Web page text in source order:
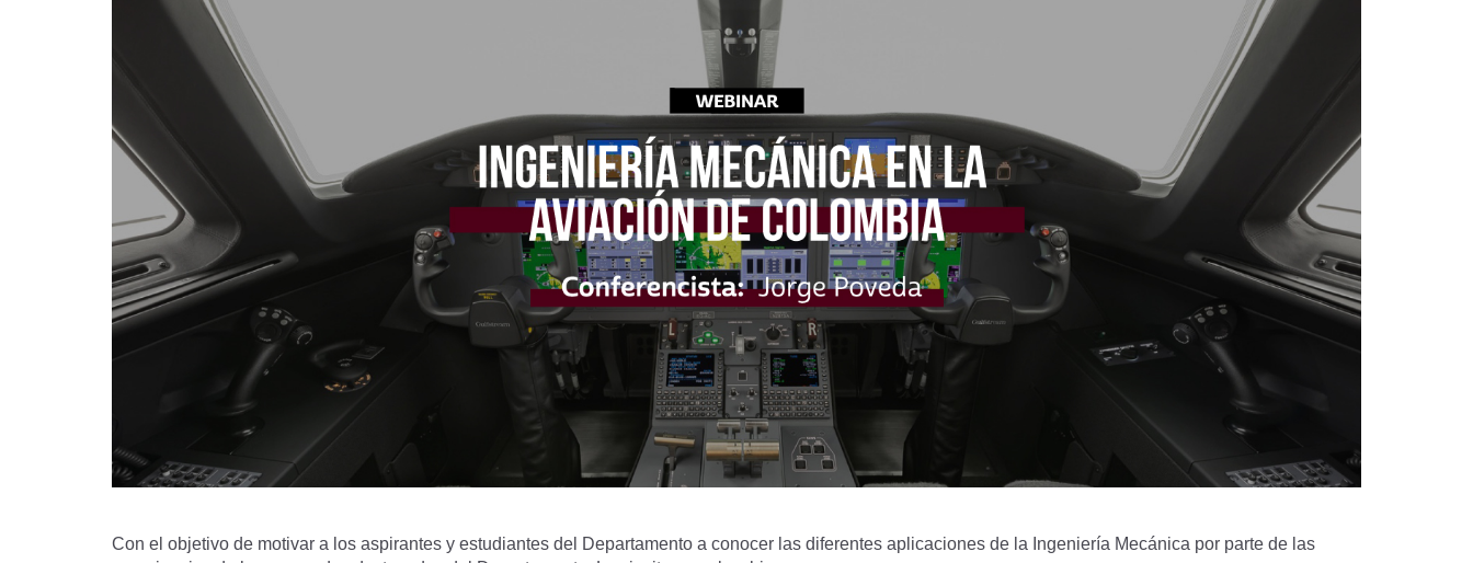
Con el objetivo de motivar a los aspirantes y estudiantes del Departamento a conocer las diferentes aplicaciones de la Ingeniería Mecánica por parte de las